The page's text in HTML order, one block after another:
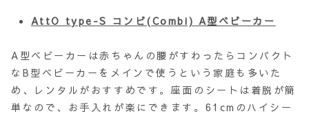
AttO type-S コンビ(Combi) A型ベビーカー
A型ベビーカーは赤ちゃんの腰がすわったらコンパクト
なB型ベビーカーをメインで使うという家庭も多いた
め、レンタルがおすすめです。座面のシートは着脱が簡
単なので、お手入れが楽にできます。61cmのハイシー